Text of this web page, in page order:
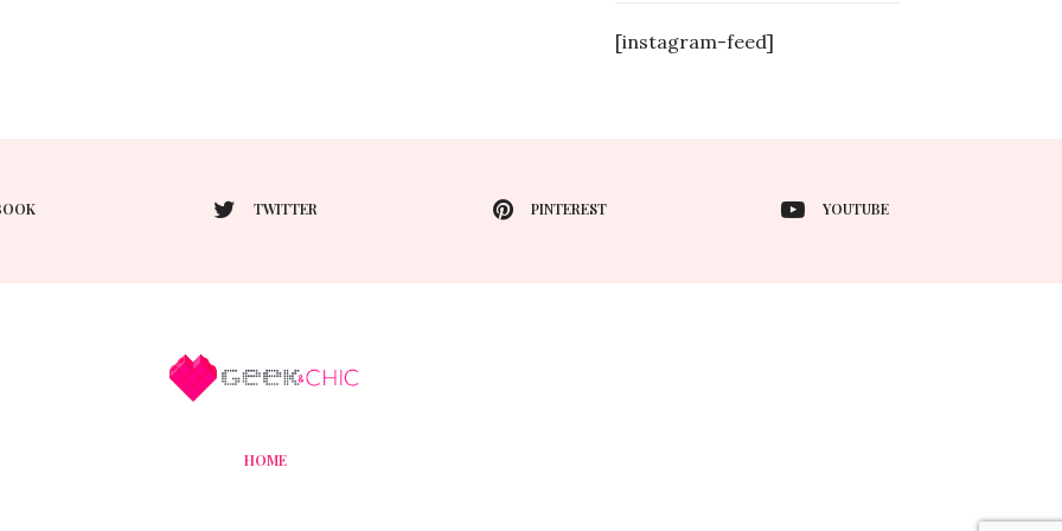
[instagram-feed]
TWITTER PINTEREST YOUTUBE
HOME